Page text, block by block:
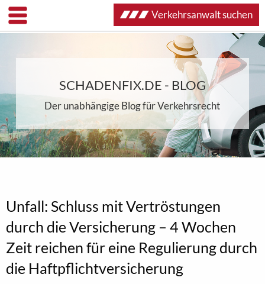
SCHADENFIX.DE - BLOG
Der unabhängige Blog für Verkehrsrecht
Unfall: Schluss mit Vertröstungen
durch die Versicherung – 4 Wochen
Zeit reichen für eine Regulierung durch
die Haftpflichtversicherung
Verkehrsanwalt suchen